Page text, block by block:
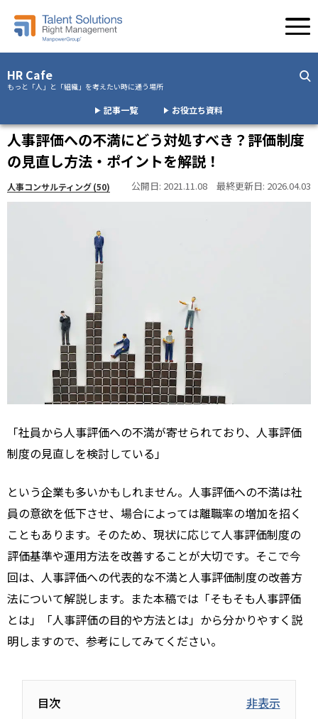
HR Cafe
もっと「人」と「組織」を考えたい時に通う場所
記事一覧 お役立ち資料
人事評価への不満にどう対処すべき？評価制度
の見直し方法・ポイントを解説！
人事コンサルティング(50) 公開日: 2021.11.08 最終更新日: 2026.04.03
「社員から人事評価への不満が寄せられており、人事評価
制度の見直しを検討している」
という企業も多いかもしれません。人事評価への不満は社
員の意欲を低下させ、場合によっては離職率の増加を招く
こともあります。そのため、現状に応じて人事評価制度の
評価基準や運用方法を改善することが大切です。そこで今
回は、人事評価への代表的な不満と人事評価制度の改善方
法について解説します。また本稿では「そもそも人事評価
とは」「人事評価の目的や方法とは」から分かりやすく説
明しますので、参考にしてみてください。
目次
非表示